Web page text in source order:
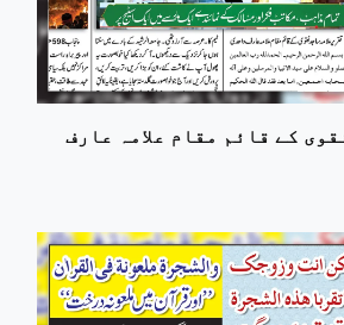
کے قائم مقام علامہ عارف